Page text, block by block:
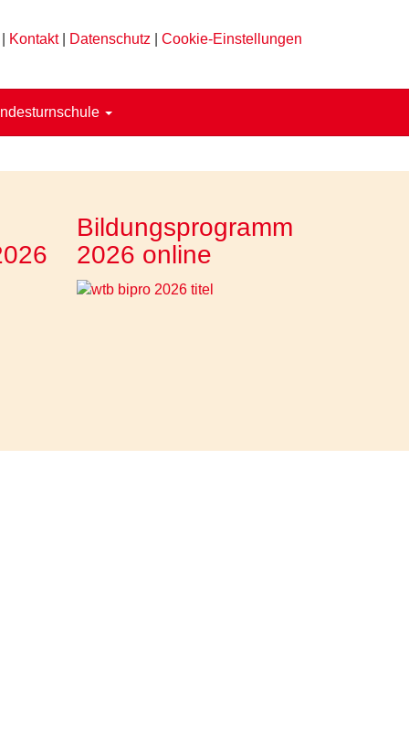
Kontakt| Datenschutz Cookie-Einstellungen
Bildungsprogramm
2026 online